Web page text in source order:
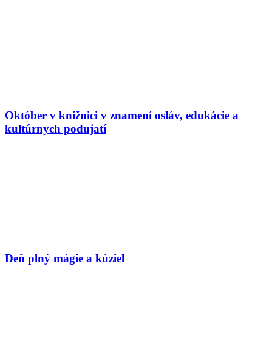
Október v knižnici v znamení osláv, edukácie a
kultúrnych podujatí
Deň plný mágie a kúziel